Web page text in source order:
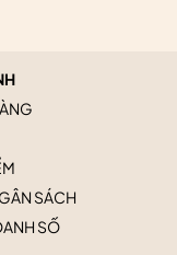
SÁCH
SỐ